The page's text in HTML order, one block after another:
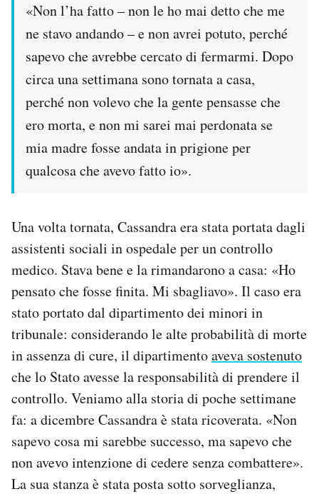
«Non l’ha fatto – non le ho mai detto che me
ne stavo andando – e non avrei potuto, perché
sapevo che avrebbe cercato di fermarmi. Dopo
circa una settimana sono tornata a casa,
perché non volevo che la gente pensasse che
ero morta, e non mi sarei mai perdonata se
mia madre fosse andata in prigione per
qualcosa che avevo fatto io».
Una volta tornata, Cassandra era stata portata dagli
assistenti sociali in ospedale per un controllo
medico. Stava bene e la rimandarono a casa: «Ho
pensato che fosse finita. Mi sbagliavo». Il caso era
stato portato dal dipartimento dei minori in
tribunale: considerando le alte probabilità di morte
in assenza di cure, il dipartimentoaveva sostenuto
che lo Stato avesse la responsabilità di prendere il
controllo. Veniamo alla storia di poche settimane
fa: a dicembre Cassandra è stata ricoverata. «Non
sapevo cosa mi sarebbe successo, ma sapevo che
non avevo intenzione di cedere senza combattere».
La sua stanza è stata posta sotto sorveglianza,